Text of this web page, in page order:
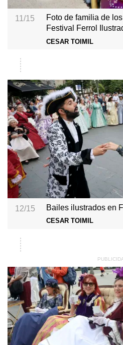
11/15
Foto de familia de
Festival Ferrol
CESAR TOIMIL
12/15 Bailes ilustrados en
CESAR TOIMIL